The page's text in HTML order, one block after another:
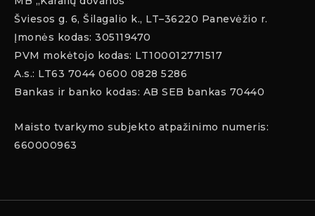
Šviesos g. 6, Šilagalio k., LT–36220 Panevėžio r.
Įmonės kodas: 305119470
PVM mokėtojo kodas: LT100012771517
A.s.: LT63 7044 0600 0828 5286
Bankas ir banko kodas: AB SEB bankas 70440
Maisto tvarkymo subjekto atpažinimo numeris:
660000963